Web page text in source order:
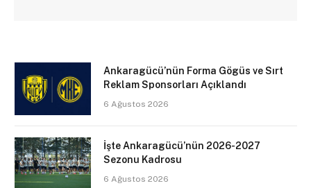
Ankaragücü’nün Forma Gögüs ve Sırt
Reklam Sponsorları Açıklandı
6 Ağustos 2026
İşte Ankaragücü’nün 2026-2027
Sezonu Kadrosu
6 Ağustos 2026